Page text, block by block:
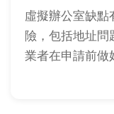
虛擬辦公室缺
險，包括地址
業者在申請前做